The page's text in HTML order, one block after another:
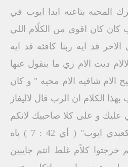
المحبه بتاعته ابدا ايوب في
كان كان اقوى من الكلًام اللي
قد ايه ربنا كافئه قد ايه
ديت الام زي ما بنقول عنها
الام شافيه الام محيه " و كان
الكلام ان الرب قال لاليفاز
عليك و على كلا صاحبيك لانكم
لم تقولوا في الصواب كعبدي ايوب" ( أي 42 : 7 ) ياه
خرجتوا كلاًم غلط انتم جايبين